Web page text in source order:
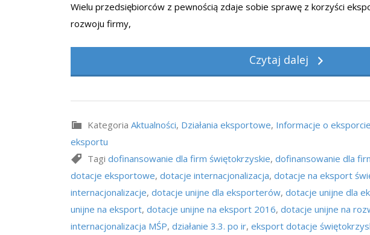
Wielu przedsiębiorców z pewnością zdaje sobie sprawę z korzyści
rozwoju firmy,
Czytaj dalej
Kategoria Aktualności, Działania eksportowe, Informacje o eksporcie
eksportu
Tagi dofinansowanie dla firm świętokrzyskie, dofinansowanie dla
dotacje eksportowe, dotacje internacjonalizacja, dotacje na eksport
internacjonalizacje, dotacje unijne dla eksporterów, dotacje unijne dla
unijne na eksport, dotacje unijne na eksport 2016, dotacje unijne na
internacjonalizacja MŚP, działanie 3.3. po ir, eksport dotacje